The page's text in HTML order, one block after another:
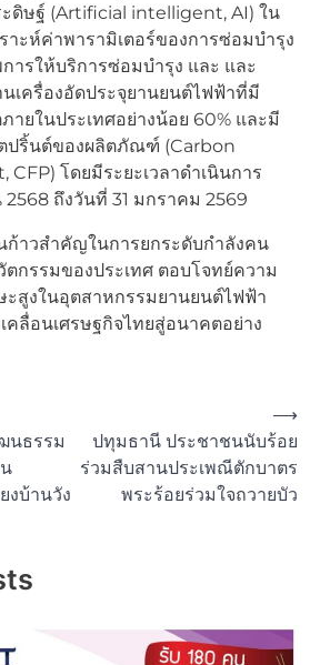
ดิษฐ์ (Artificial intelligent, AI) ใน
าะห์ค่าพารามิเตอร์ของการซ่อมบำรุง
ารให้บริการซ่อมบำรุง และ และ
เครื่องอัดประจุยานยนต์ไฟฟ้าที่มี
ยในประเทศอย่างน้อย 60% และมี
ปริ้นต์ของผลิตภัณฑ์ (Carbon
โดยมีระยะเวลาดำเนินการ
ถึงวันที่ 31 มกราคม 2569
ก้าวสำคัญในการยกระดับกำลังคน
กรรมของประเทศ ตอบโจทย์ความ
สูงในอุตสาหกรรมยานยนต์ไฟฟ้า
ลื่อนเศรษฐกิจไทยสู่อนาคตอย่าง
นธรรม
งบ้านวัง
ปทุมธานี ประชาชนนับร้อย
ร่วมสืบสานประเพณีตักบาตร
พระร้อยร่วมใจถวายบัว
⟶